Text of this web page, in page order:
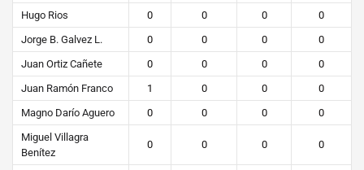
Hugo Rios 0 0 0
0
Jorge B. Galvez L.
0 0 0
0
Juan Ortiz Cañete
0 0 0
0
Juan Ramón Franco
1 0 0
0
Magno Darío Aguero
0 0 0
0
Miguel Villagra
Benítez
0 0 0 0